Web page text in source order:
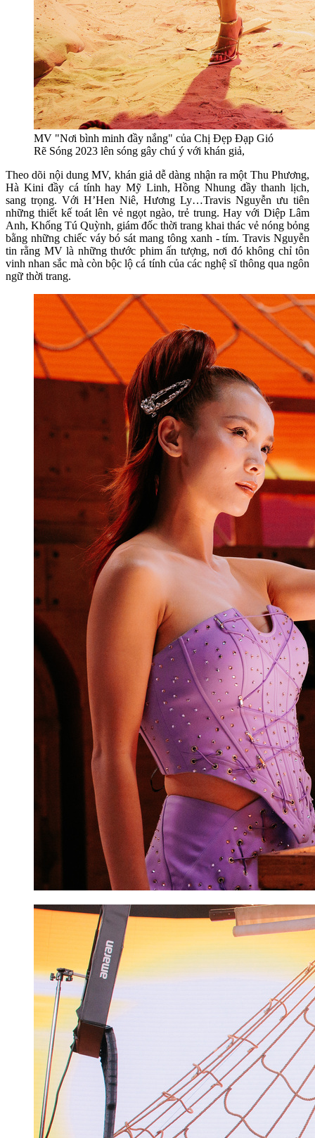
MV "Nơi bình minh đầy nắng" của Chị Đẹp Đạp Gió
Rẽ Sóng 2023 lên sóng gây chú ý với khán giả,
Theo dõi nội dung MV, khán giả dễ dàng nhận ra một Thu Phương,
Hà Kini đầy cá tính hay Mỹ Linh, Hồng Nhung đầy thanh lịch,
sang trọng. Với H’Hen Niê, Hương Ly…Travis Nguyễn ưu tiên
những thiết kế toát lên vẻ ngọt ngào, trẻ trung. Hay với Diệp Lâm
Anh, Khổng Tú Quỳnh, giám đốc thời trang khai thác vẻ nóng bỏng
bằng những chiếc váy bó sát mang tông xanh - tím. Travis Nguyễn
tin rằng MV là những thước phim ấn tượng, nơi đó không chỉ tôn
vinh nhan sắc mà còn bộc lộ cá tính của các nghệ sĩ thông qua ngôn
ngữ thời trang.